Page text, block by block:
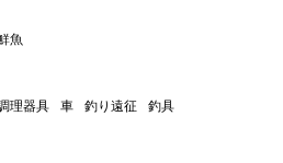
魚
理器具 車 釣り遠征 釣具